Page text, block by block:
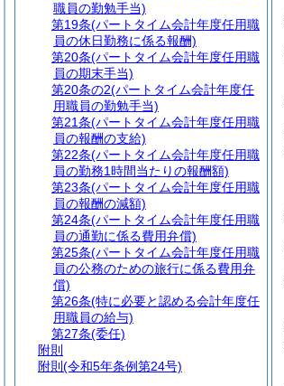
職員の勤勉手当)
第19条(パートタイム会計年度任用職
員の休日勤務に係る報酬)
第20条(パートタイム会計年度任用職
員の期末手当)
第20条の2(パートタイム会計年度任
用職員の勤勉手当)
第21条(パートタイム会計年度任用職
員の報酬の支給)
第22条(パートタイム会計年度任用職
員の勤務1時間当たりの報酬額)
第23条(パートタイム会計年度任用職
員の報酬の減額)
第24条(パートタイム会計年度任用職
員の通勤に係る費用弁償)
第25条(パートタイム会計年度任用職
員の公務のための旅行に係る費用弁
償)
第26条(特に必要と認める会計年度任
用職員の給与)
第27条(委任)
附則
附則 (令和5年条例第24号)